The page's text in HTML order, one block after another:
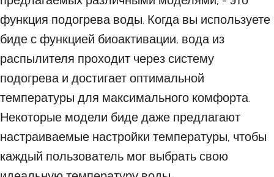
функция подогрева воды. Когда вы используете
биде с функцией биоактивации, вода из
распылителя проходит через систему
подогрева и достигает оптимальной
температуры для максимального комфорта.
Некоторые модели биде даже предлагают
настраиваемые настройки температуры, чтобы
каждый пользователь мог выбрать свою